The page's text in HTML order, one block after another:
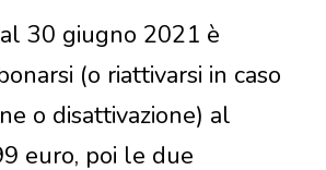
30 giugno 2021 è
(o riattivarsi in caso
o disattivazione) al
euro, poi le due